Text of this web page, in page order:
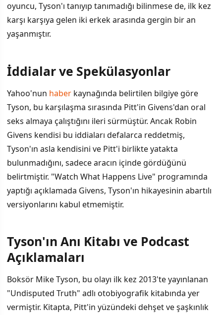
oyuncu, Tyson'ı tanıyıp tanımadığı bilinmese de, ilk kez
karşı karşıya gelen iki erkek arasında gergin bir an
yaşanmıştır.
İddialar ve Spekülasyonlar
Yahoo'nun haber kaynağında belirtilen bilgiye göre
Tyson, bu karşılaşma sırasında Pitt'in Givens'dan oral
seks almaya çalıştığını ileri sürmüştür. Ancak Robin
Givens kendisi bu iddiaları defalarca reddetmiş,
Tyson'ın asla kendisini ve Pitt'i birlikte yatakta
bulunmadığını, sadece aracın içinde gördüğünü
belirtmiştir. "Watch What Happens Live" programında
yaptığı açıklamada Givens, Tyson'ın hikayesinin abartılı
versiyonlarını kabul etmemiştir.
Tyson'ın Anı Kitabı ve Podcast
Açıklamaları
Boksör Mike Tyson, bu olayı ilk kez 2013'te yayınlanan
"Undisputed Truth" adlı otobiyografik kitabında yer
vermiştir. Kitapta, Pitt'in yüzündeki dehşet ve şaşkınlık